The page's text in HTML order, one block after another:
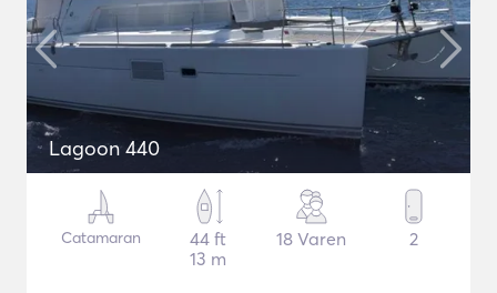
Lagoon 440
Catamaran
44 ft
13 m
18 Varen 2